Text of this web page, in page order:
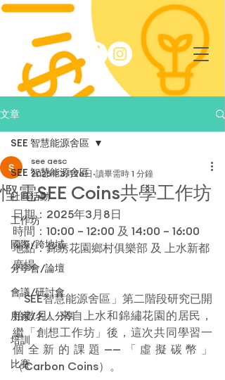
文章
SEE 智慧能源舍區
社區活動
工作坊
國際/跨地域
分享會/論壇
會議/研討會
用家/名人分享
培訓
比賽
SEE 智慧能源舍區
慳電SEE Coins共學工作坊
see aesc
2025年3月26日 讀畢需時 1 分鐘
日期：2025年3月8日
時間：10:00 – 12:00 及 14:00 – 16:00
地點：錦綉花園鄉村俱樂部 及 上水新都
廣場
「SEE智慧能源舍區」第二階段研究已開
始數月。來自上水和錦繡花園的居民，
繼「創想工作坊」後，這次共同學習一
個全新的課題——「虛擬碳幣」
（Carbon Coins）。